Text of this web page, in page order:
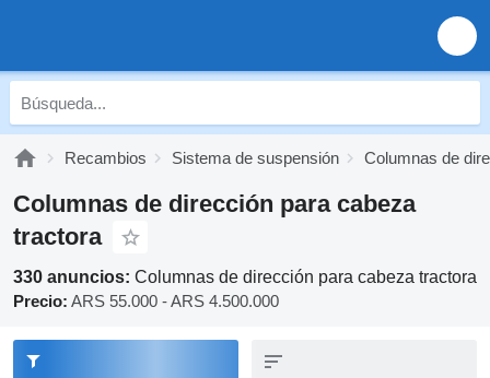
Recambios Sistema de suspensión Columnas de
Columnas de dirección para cabeza
tractora
330 anuncios: Columnas de dirección para cabeza tractora
Precio: ARS 55.000 - ARS 4.500.000